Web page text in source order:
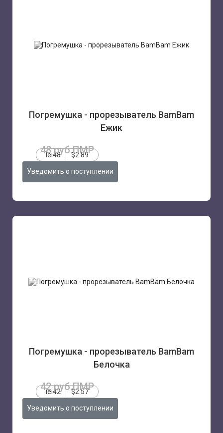
Погремушка - прорезыватель BamBam
Ежик
48 руб.ПМР
lei48 $2.89
Уведомить о поступлении
Погремушка - прорезыватель BamBam
Белочка
42 руб.ПМР
lei42 $2.57
Уведомить о поступлении